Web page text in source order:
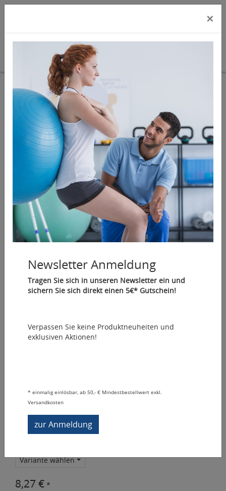
×
Newsletter Anmeldung
Tragen Sie sich in unseren Newsletter ein und
sichern Sie sich direkt einen 5€* Gutschein!
Verpassen Sie keine Produktneuheiten und
exklusiven Aktionen!
* einmalig einlösbar, ab 50,- € Mindestbestellwert exkl.
Versandkosten
zur Anmeldung
Sport Kinesiotape
Zur
Übersicht
Artikel
zurück
Artikelnummer: 3602-
eines der erfolgreichsten & besten Tapes auf dem
1,54 €/m
Variante wählen
8,27 € *